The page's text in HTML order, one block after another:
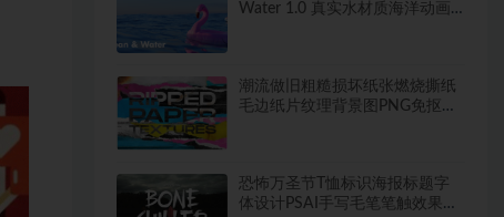
Water 1.0 真实水材质海洋动画
潮流做旧粗糙损坏纸张燃烧撕纸
毛边纸片纹理背景图PNG免抠设
恐怖万圣节T恤标识海报标题字
体设计PSAI手写毛笔笔触效果英